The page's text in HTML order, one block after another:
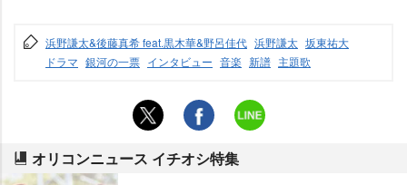
浜野謙太&後藤真希 feat.黒木華&野呂佳代 浜野謙太 坂東祐大
ドラマ 銀河の一票 インタビュー 音楽 新譜 主題歌
オリコンニュース イチオシ特集